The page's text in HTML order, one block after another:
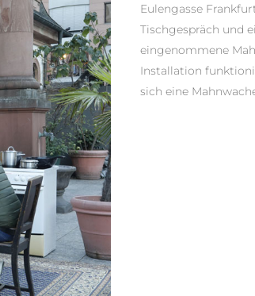
Eulengasse
Tischgespräch und
eingenommene
Installation
sich eine